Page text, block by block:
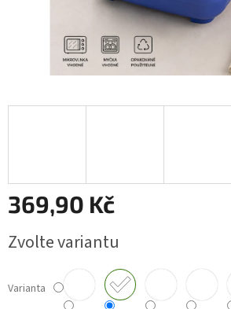
369,90 Kč
cena:
Zvolte variantu
Varianta